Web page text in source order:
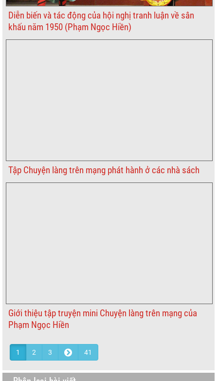
Diễn biến và tác động của hội nghị tranh luận về sân
khấu năm 1950 (Phạm Ngọc Hiền)
Tập Chuyện làng trên mạng phát hành ở các nhà sách
Giới thiệu tập truyện mini Chuyện làng trên mạng của
Phạm Ngọc Hiền
1 2 3 41